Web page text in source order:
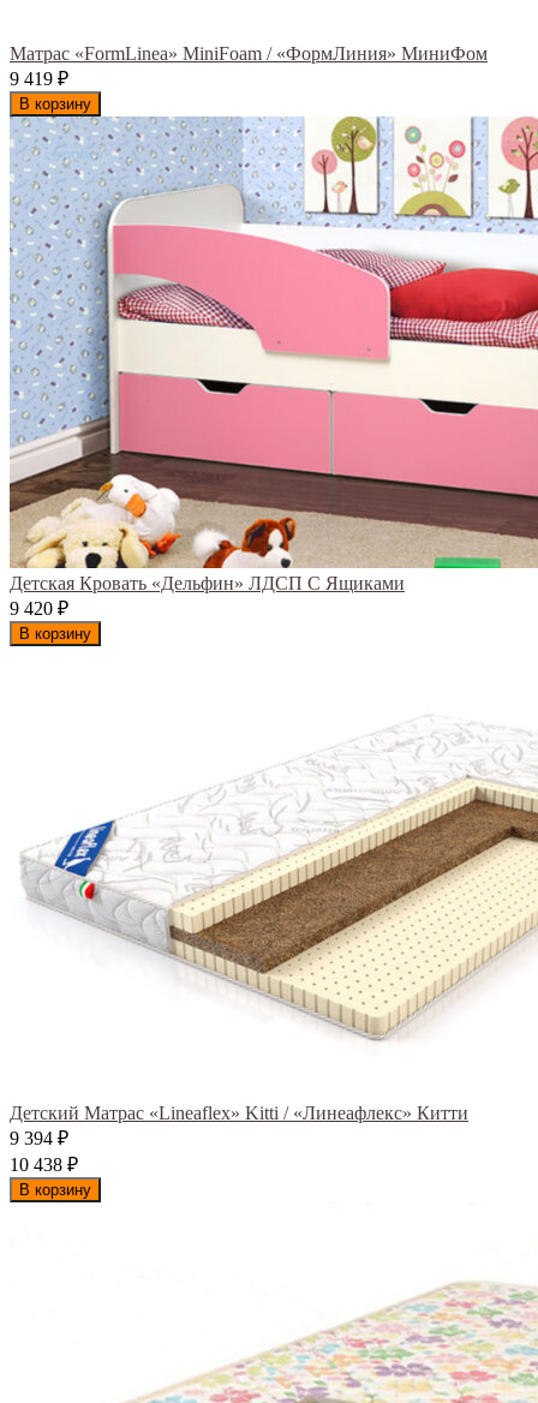
Матрас «FormLinea» MiniFoam / «ФормЛиния» МиниФом
9 419 ₽
В корзину
Детская Кровать «Дельфин» ЛДСП С Ящиками
9 420 ₽
В корзину
Детский Матрас «Lineaflex» Kitti / «Линеафлекс» Китти
9 394 ₽
10 438 ₽
В корзину